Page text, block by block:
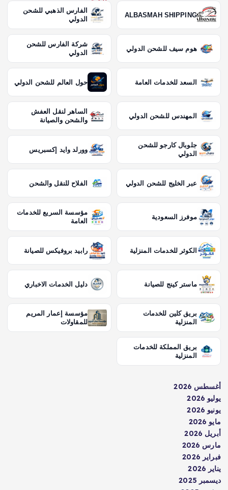
ALBASMAH SHIPPING
الفارس الذهبي للشحن
الدولي
هوم سيف للشحن الدولي
شركة الفارس للشحن
الدولي
السعد للخدمات العامة حول العالم للشحن الدولي
المهندس للشحن الدولي
الساهر لنقل العفش
والشحن والصيانة
جلوبال كارجو للشحن
الدولي
وورلد وايد إكسبريس
عبر الخليج للشحن الدولي الفلاح للنقل والشحن
موفرز السعودية
مؤسسة السريع للخدمات
العامة
الكوثر للخدمات المنزلية رابيد بروفيكس للصيانة
ماستر كينج للصيانة دليل الخدمات الاخباري
بريق كلين للخدمات
المنزلية
مؤسسة إعمار المريم
للمقاولات
بريق المملكة للخدمات
المنزلية
أغسطس 2026
يوليو 2026
يونيو 2026
مايو 2026
أبريل 2026
مارس 2026
فبراير 2026
يناير 2026
ديسمبر 2025